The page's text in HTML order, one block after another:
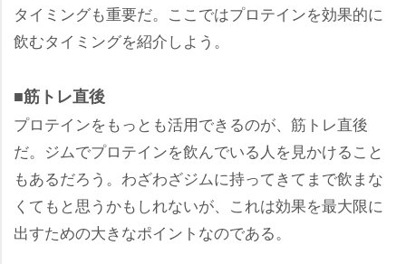
タイミングも重要だ。ここではプロテインを効果的に
飲むタイミングを紹介しよう。
■筋トレ直後
プロテインをもっとも活用できるのが、筋トレ直後
だ。ジムでプロテインを飲んでいる人を見かけること
もあるだろう。わざわざジムに持ってきてまで飲まな
くてもと思うかもしれないが、これは効果を最大限に
出すための大きなポイントなのである。